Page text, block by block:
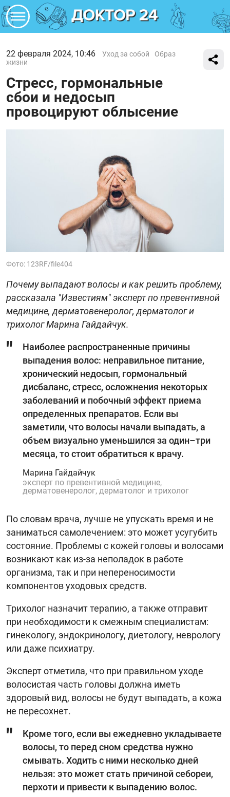
22 февраля 2024, 10:46 Уход за собой
Образ
жизни
Стресс, гормональные
сбои и недосып
провоцируют облысение
Фото: 123RF/file404
Почему выпадают волосы и как решить проблему,
рассказала "‎Известиям"‎ эксперт по превентивной
медицине, дерматовенеролог, дерматолог и
трихолог Марина Гайдайчук.
Наиболее распространенные причины
выпадения волос: неправильное питание,
хронический недосып, гормональный
дисбаланс, стресс, осложнения некоторых
заболеваний и побочный эффект приема
определенных препаратов. Если вы
заметили, что волосы начали выпадать, а
объем визуально уменьшился за один–три
месяца, то стоит обратиться к врачу.
Марина Гайдайчук
эксперт по превентивной медицине,
дерматовенеролог, дерматолог и трихолог
По словам врача, лучше не упускать время и не
заниматься самолечением: это может усугубить
состояние. Проблемы с кожей головы и волосами
возникают как из-за неполадок в работе
организма, так и при непереносимости
компонентов уходовых средств.
Трихолог назначит терапию, а также отправит
при необходимости к смежным специалистам:
гинекологу, эндокринологу, диетологу, неврологу
или даже психиатру.
Эксперт отметила, что при правильном уходе
волосистая часть головы должна иметь
здоровый вид, волосы не будут выпадать, а кожа
не пересохнет.
Кроме того, если вы ежедневно укладываете
волосы, то перед сном средства нужно
смывать. Ходить с ними несколько дней
нельзя: это может стать причиной себореи,
перхоти и привести к выпадению волос.